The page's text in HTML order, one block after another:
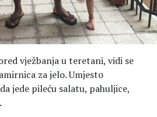
vježbanja u teretani, vidi se
za jelo. Umjesto
jede pileću salatu, pahuljice,